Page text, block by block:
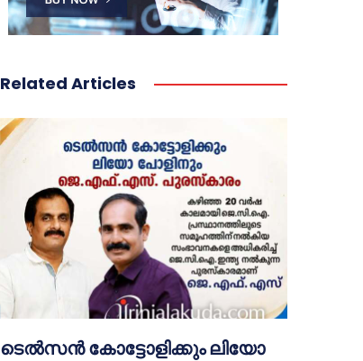
Related Articles
ടെൽസൻ കോട്ടോളിക്കും ലിയോ